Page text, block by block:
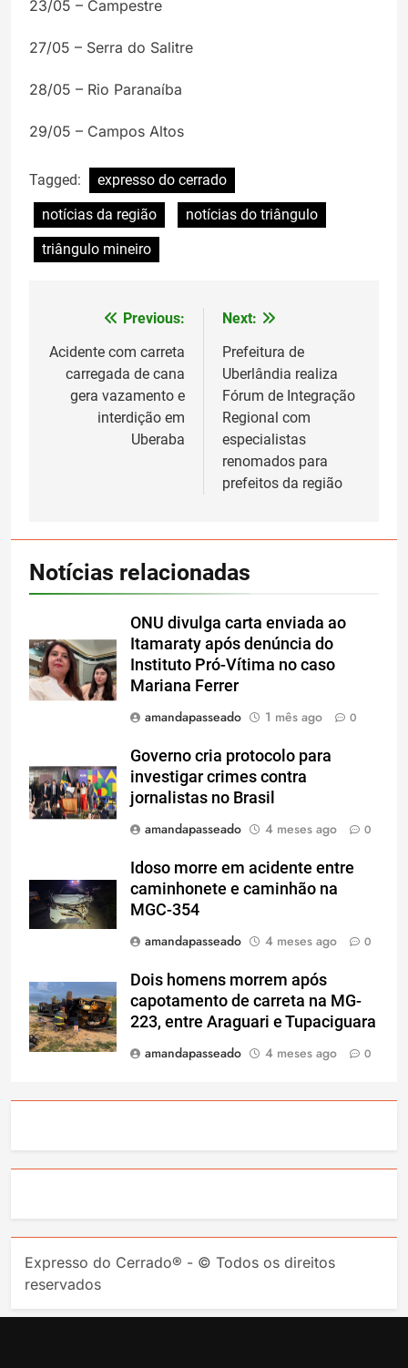
23/05 – Campestre
27/05 – Serra do Salitre
28/05 – Rio Paranaíba
29/05 – Campos Altos
Tagged:
expresso do cerrado
notícias da região
notícias do triângulo
triângulo mineiro
Navegação
de
Post
Previous:
Acidente com carreta
carregada de cana
gera vazamento e
interdição em
Uberaba
Next:
Prefeitura de
Uberlândia realiza
Fórum de Integração
Regional com
especialistas
renomados para
prefeitos da região
Notícias relacionadas
ONU divulga carta enviada ao
Itamaraty após denúncia do
Instituto Pró-Vítima no caso
Mariana Ferrer
amandapasseado
1 mês ago 0
Governo cria protocolo para
investigar crimes contra
jornalistas no Brasil
amandapasseado
4 meses ago 0
Idoso morre em acidente entre
caminhonete e caminhão na
MGC-354
amandapasseado
4 meses ago 0
Dois homens morrem após
capotamento de carreta na MG-
223, entre Araguari e Tupaciguara
amandapasseado
4 meses ago 0
Expresso do Cerrado® - © Todos os direitos
reservados